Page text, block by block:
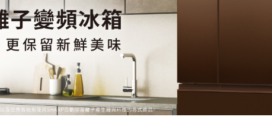
乾淨方美學除濕機
FAQ
PCI 自動除菌離子